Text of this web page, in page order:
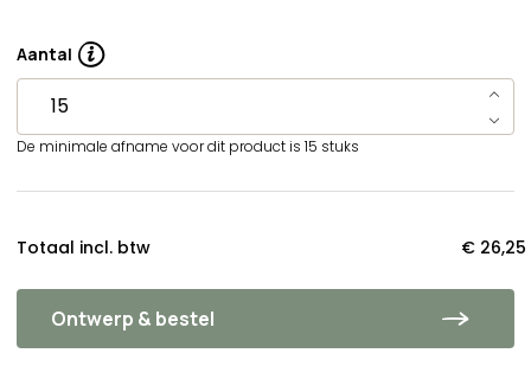
Ontwerp & bestel
Aantal
De minimale afname voor dit product is 15 stuks
Totaal incl. btw € 26,25